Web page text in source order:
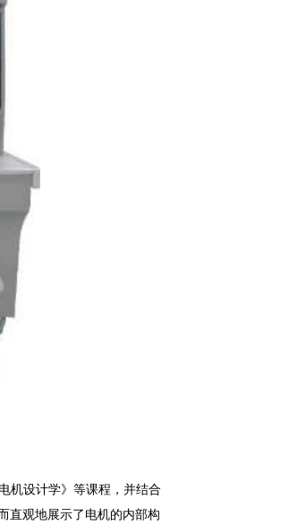
机设计学》等课程，并结合
直观地展示了电机的内部构